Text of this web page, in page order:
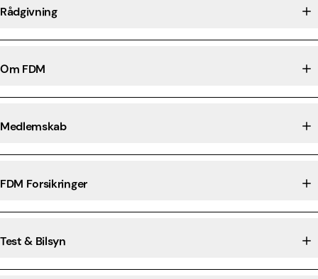
Rådgivning
Om FDM
Medlemskab
FDM Forsikringer
Test & Bilsyn